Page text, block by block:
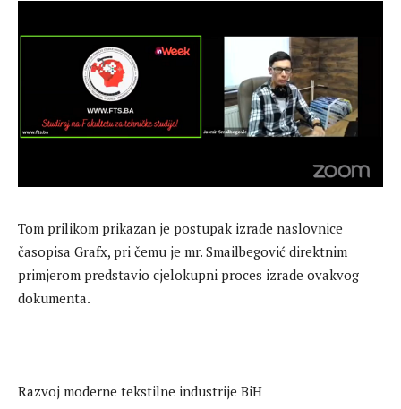
Tom prilikom prikazan je postupak izrade naslovnice
časopisa Grafx, pri čemu je mr. Smailbegović direktnim
primjerom predstavio cjelokupni proces izrade ovakvog
dokumenta.
Razvoj moderne tekstilne industrije BiH